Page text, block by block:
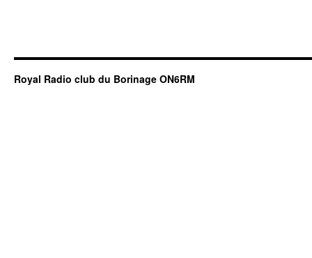
Royal Radio club du Borinage ON6RM